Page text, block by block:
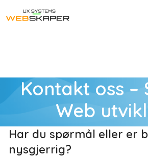
Kontakt oss –
Web
Har du spørmål eller er
nysgjerrig?